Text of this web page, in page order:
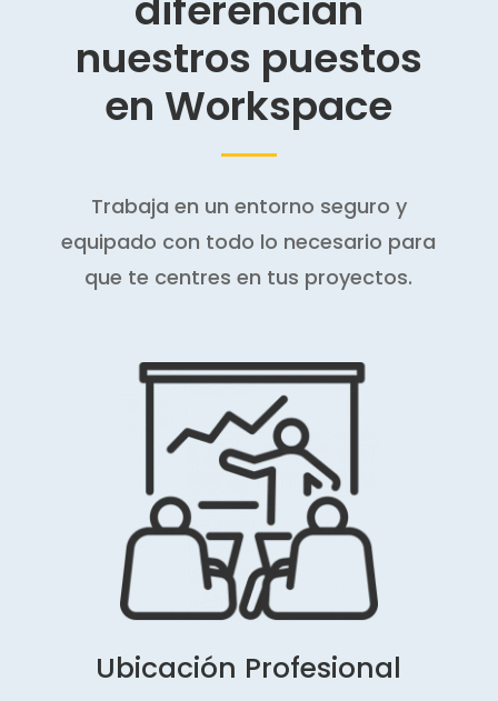
nuestros puestos
en Workspace
Trabaja en un entorno seguro y
equipado con todo lo necesario para
que te centres en tus proyectos.
Ubicación Profesional